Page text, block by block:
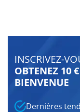
INSCRIVEZ-
OBTENEZ 10
BIENVENUE
Dernières